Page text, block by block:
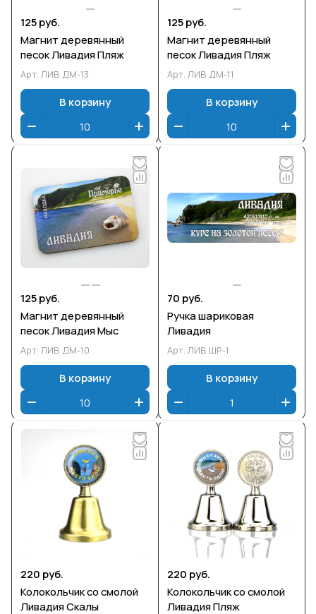
125 руб.
Магнит деревянный
песок Ливадия Пляж
Арт. ЛИВ ДМ-13
В корзину
125 руб.
Магнит деревянный
песок Ливадия Пляж
Арт. ЛИВ ДМ-11
В корзину
125 руб.
Магнит деревянный
песок Ливадия Мыс
Арт. ЛИВ ДМ-10
В корзину
70 руб.
Ручка шариковая
Ливадия
Арт. ЛИВ ШР-1
В корзину
220 руб.
Колокольчик со смолой
Ливадия Скалы
220 руб.
Колокольчик со смолой
Ливадия Пляж